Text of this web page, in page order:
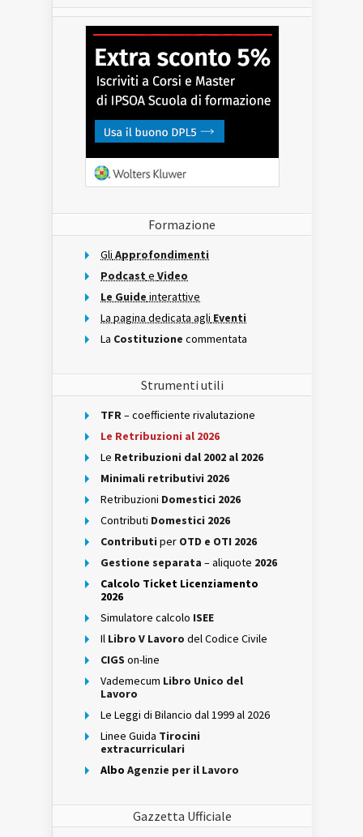
Formazione
Gli Approfondimenti
Podcast e Video
Le Guide interattive
La pagina dedicata agli Eventi
La Costituzione commentata
Strumenti utili
TFR– coefficiente rivalutazione
Le Retribuzioni al 2026
Le Retribuzioni dal 2002 al 2026
Minimali retributivi 2026
Retribuzioni Domestici 2026
Contributi Domestici 2026
Contributi per OTD e OTI 2026
Gestione separata – aliquote 2026
Calcolo Ticket Licenziamento
2026
Simulatore calcolo ISEE
Il Libro V Lavoro del Codice Civile
CIGS on-line
Vademecum Libro Unico del
Lavoro
Le Leggi di Bilancio dal 1999 al 2026
Linee Guida Tirocini
extracurriculari
Albo Agenzie per il Lavoro
Gazzetta Ufficiale